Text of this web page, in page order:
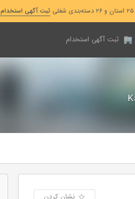
ثبت آگهی استخدام
ثبت آگهی استخدام
نشان کردن